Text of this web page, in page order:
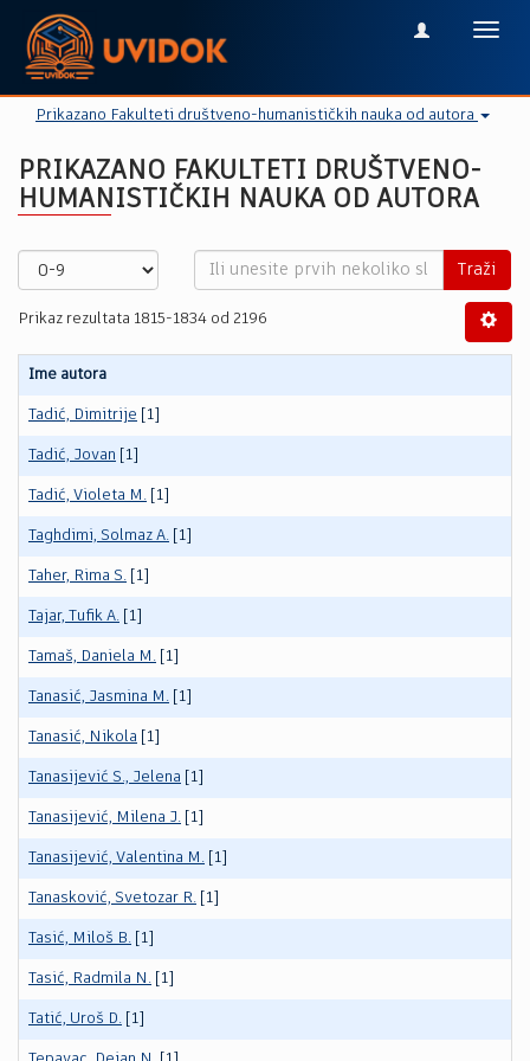
Prikazano Fakulteti društveno-humanističkih nauka od autora
PRIKAZANO FAKULTETI DRUŠTVENO-
HUMANISTIČKIH NAUKA OD AUTORA
Traži
Prikaz rezultata 1815-1834 od 2196
Ime autora
Tadić, Dimitrije [1]
Tadić, Jovan [1]
Tadić, Violeta M. [1]
Taghdimi, Solmaz A. [1]
Taher, Rima S. [1]
Tajar, Tufik A. [1]
Tamaš, Daniela M. [1]
Tanasić, Jasmina M. [1]
Tanasić, Nikola [1]
Tanasijević S., Jelena [1]
Tanasijević, Milena J. [1]
Tanasijević, Valentina M. [1]
Tanasković, Svetozar R. [1]
Tasić, Miloš B. [1]
Tasić, Radmila N. [1]
Tatić, Uroš D. [1]